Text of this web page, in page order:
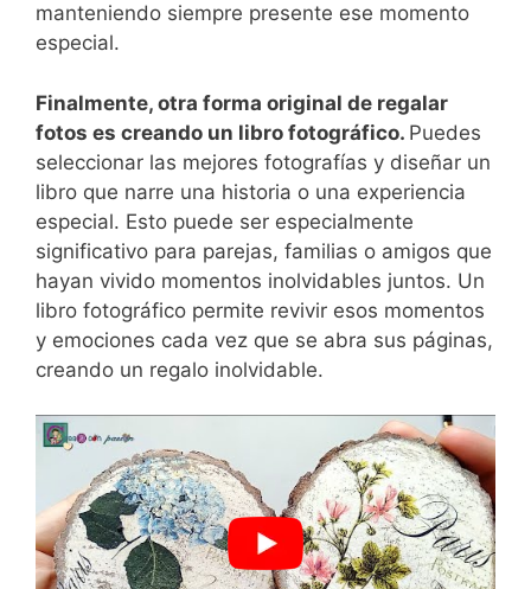
manteniendo siempre presente ese⁤ momento
especial.
Finalmente, otra forma ⁣original de regalar
fotos es creando un libro fotográfico.‌ Puedes
seleccionar las mejores fotografías y diseñar un
libro que narre una historia o una experiencia
especial. Esto puede ser especialmente
significativo para parejas,‍ familias o amigos que
hayan vivido ​momentos inolvidables juntos. Un
libro fotográfico permite revivir esos momentos
y emociones ⁤cada ‌vez que se abra sus páginas,
creando un regalo​ inolvidable.